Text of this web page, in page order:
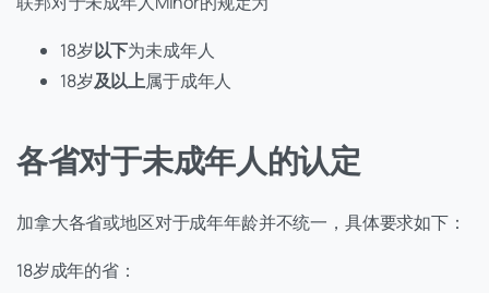
18岁以下为未成年人
18岁及以上属于成年人
各省对于未成年人的认定
加拿大各省或地区对于成年年龄并不统一，具体要求如下：
18岁成年的省：